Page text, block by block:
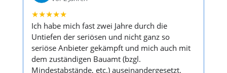
★★★★★
Ich habe mich fast zwei Jahre durch die
Untiefen der seriösen und nicht ganz so
seriöse Anbieter gekämpft und mich auch mit
dem zuständigen Bauamt (bzgl.
Mindestabstände, etc.) auseinandergesetzt.